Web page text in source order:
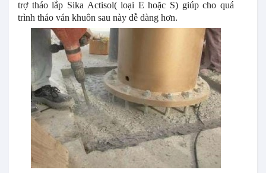
trợ tháo lắp Sika Actisol( loại E hoặc S) giúp cho quá
trình tháo ván khuôn sau này dễ dàng hơn.